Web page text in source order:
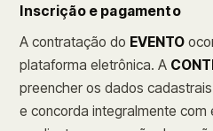
Inscrição e pagamento
A contratação do EVENTO
plataforma eletrônica. A
preencher os dados
e concorda integralmente